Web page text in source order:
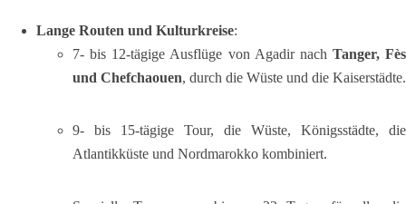
Lange Routen und Kulturkreise:
7- bis 12-tägige Ausflüge von Agadir nach Tanger, Fès
und Chefchaouen, durch die Wüste und die Kaiserstädte.
9- bis 15-tägige Tour, die Wüste, Königsstädte, die
Atlantikküste und Nordmarokko kombiniert.